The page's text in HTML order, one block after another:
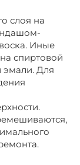
слоя на
Иные
спиртовой
эмали. Для